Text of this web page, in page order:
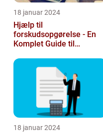
18 januar 2024
Hjælp til
forskudsopgørelse - En
Komplet Guide til
18 januar 2024